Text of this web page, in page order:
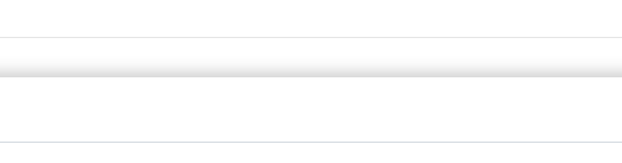
СОФИЯ
Пловдив